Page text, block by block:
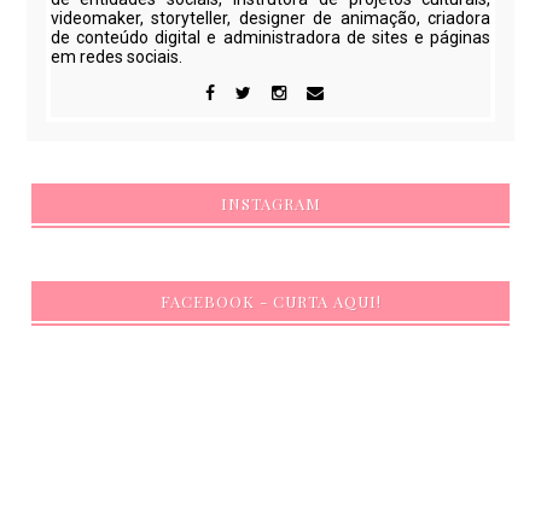
videomaker, storyteller, designer de animação, criadora
de conteúdo digital e administradora de sites e páginas
em redes sociais.
INSTAGRAM
FACEBOOK - CURTA AQUI!